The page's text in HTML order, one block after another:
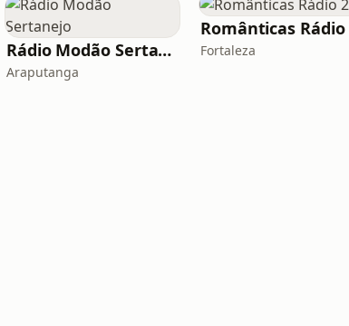
Rádio Modão Sertanejo
Araputanga
Românticas Rádio
Fortaleza